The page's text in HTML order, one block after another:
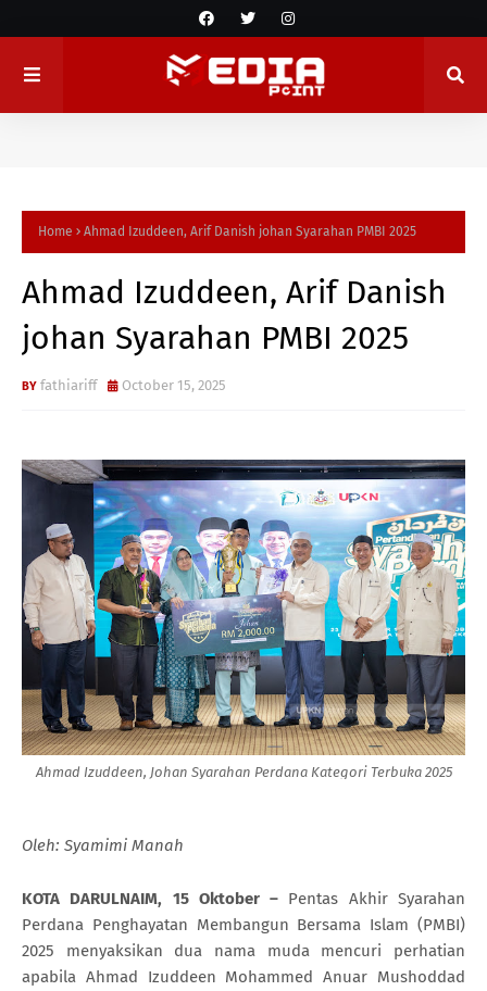
Home Ahmad Izuddeen, Arif Danish johan Syarahan PMBI 2025
Ahmad Izuddeen, Arif Danish
johan Syarahan PMBI 2025
fathiariff October 15, 2025
Ahmad Izuddeen, Johan Syarahan Perdana Kategori Terbuka 2025
Oleh: Syamimi Manah
KOTA DARULNAIM, 15 Oktober – Pentas Akhir Syarahan
Perdana Penghayatan Membangun Bersama Islam (PMBI)
2025 menyaksikan dua nama muda mencuri perhatian
apabila Ahmad Izuddeen Mohammed Anuar Mushoddad